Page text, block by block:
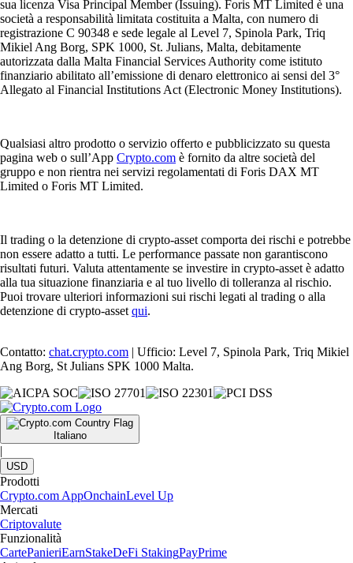
sua licenza Visa Principal Member (Issuing). Foris MT Limited è una
società a responsabilità limitata costituita a Malta, con numero di
registrazione C 90348 e sede legale al Level 7, Spinola Park, Triq
Mikiel Ang Borg, SPK 1000, St. Julians, Malta, debitamente
autorizzata dalla Malta Financial Services Authority come istituto
finanziario abilitato all’emissione di denaro elettronico ai sensi del 3°
Allegato al Financial Institutions Act (Electronic Money Institutions).
Qualsiasi altro prodotto o servizio offerto e pubblicizzato su questa
pagina web o sull’App Crypto.com è fornito da altre società del
gruppo e non rientra nei servizi regolamentati di Foris DAX MT
Limited o Foris MT Limited.
Il trading o la detenzione di crypto-asset comporta dei rischi e potrebbe
non essere adatto a tutti. Le performance passate non garantiscono
risultati futuri. Valuta attentamente se investire in crypto-asset è adatto
alla tua situazione finanziaria e al tuo livello di tolleranza al rischio.
Puoi trovare ulteriori informazioni sui rischi legati al trading o alla
detenzione di crypto-asset qui.
Contatto: chat.crypto.com | Ufficio: Level 7, Spinola Park, Triq Mikiel
Ang Borg, St Julians SPK 1000 Malta.
Italiano
|
USD
Prodotti
Crypto.com AppOnchainLevel Up
Mercati
Criptovalute
Funzionalità
CartePanieriEarnStakeDeFi StakingPayPrime